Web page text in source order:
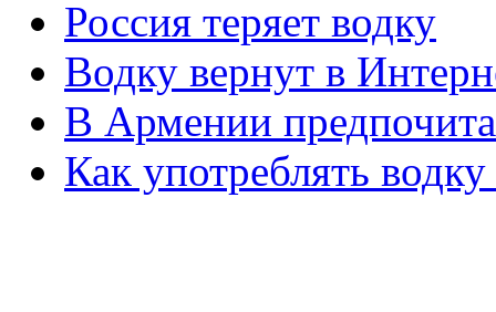
Россия теряет водку
Водку вернут в
В Армении
Как употреблять